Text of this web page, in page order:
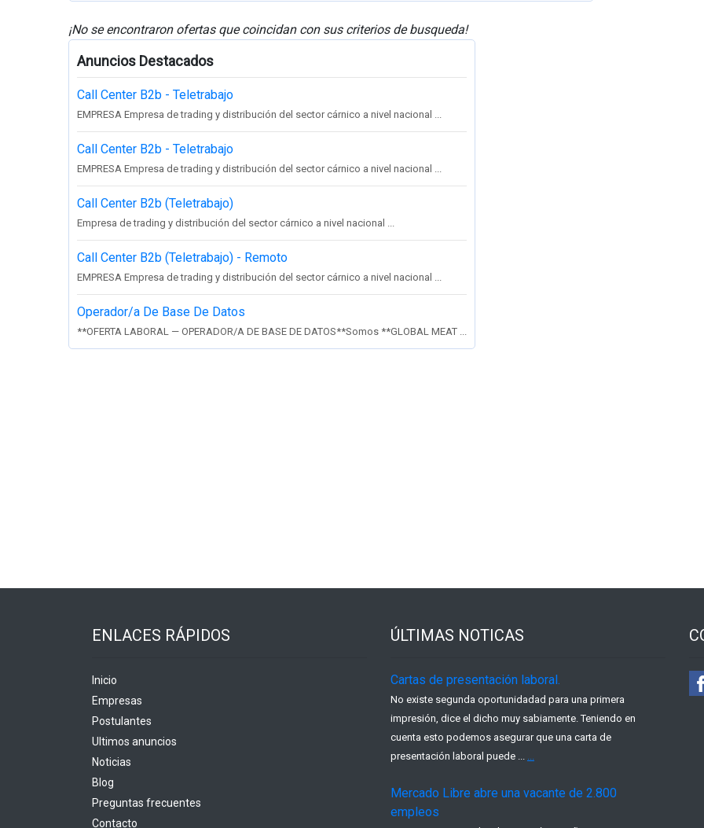
¡No se encontraron ofertas que coincidan con sus criterios de busqueda!
Anuncios Destacados
Call Center B2b - Teletrabajo
EMPRESA Empresa de trading y distribución del sector cárnico a nivel nacional ...
Call Center B2b - Teletrabajo
EMPRESA Empresa de trading y distribución del sector cárnico a nivel nacional ...
Call Center B2b (Teletrabajo)
Empresa de trading y distribución del sector cárnico a nivel nacional ...
Call Center B2b (Teletrabajo) - Remoto
EMPRESA Empresa de trading y distribución del sector cárnico a nivel nacional ...
Operador/a De Base De Datos
**OFERTA LABORAL — OPERADOR/A DE BASE DE DATOS**Somos **GLOBAL MEAT ...
ENLACES RÁPIDOS
Inicio
Empresas
Postulantes
Ultimos anuncios
Noticias
Blog
Preguntas frecuentes
Contacto
ÚLTIMAS NOTICAS
Cartas de presentación laboral.
No existe segunda oportunidadad para una primera
impresión, dice el dicho muy sabiamente. Teniendo en
cuenta esto podemos asegurar que una carta de
presentación laboral puede ... ...
Mercado Libre abre una vacante de 2.800
empleos